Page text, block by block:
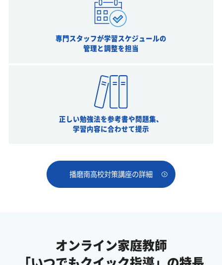
専門スタッフが学習スケジュールの
管理と調整を担当
正しい勉強法を参考書や問題集、
学習内容に合わせて提示
播磨南高校対策講座の詳細
オンライン家庭教師